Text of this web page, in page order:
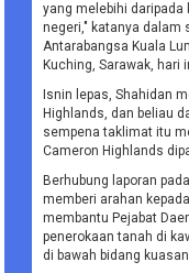
yang melebihi daripada
negeri," katanya dalam
Antarabangsa Kuala
Kuching, Sarawak, hari
Isnin lepas, Shahidan
Highlands, dan beliau
sempena taklimat itu
Cameron Highlands
Berhubung laporan
memberi arahan
membantu Pejabat
penerokaan tanah di
di bawah bidang